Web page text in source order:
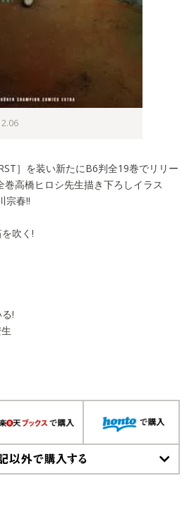
］を装い新たにB6判全19巻でリリー
高橋ヒロシ先生描き下ろしイラス
宗春!!
吹く!
!